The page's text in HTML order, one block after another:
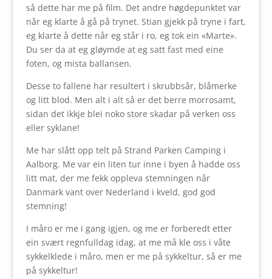
så dette har me på film. Det andre høgdepunktet var
når eg klarte å gå på trynet. Stian gjekk på tryne i fart,
eg klarte å dette når eg står i ro, eg tok ein «Marte».
Du ser da at eg gløymde at eg satt fast med eine
foten, og mista ballansen.
Desse to fallene har resultert i skrubbsår, blåmerke
og litt blod. Men alt i alt så er det berre morrosamt,
sidan det ikkje blei noko store skadar på verken oss
eller syklane!
Me har slått opp telt på Strand Parken Camping i
Aalborg. Me var ein liten tur inne i byen å hadde oss
litt mat, der me fekk oppleva stemningen når
Danmark vant over Nederland i kveld, god god
stemning!
I måro er me i gang igjen, og me er forberedt etter
ein svært regnfulldag idag, at me må kle oss i våte
sykkelklede i måro, men er me på sykkeltur, så er me
på sykkeltur!